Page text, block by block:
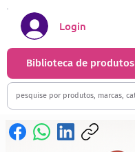
Biblioteca de produtos
Login